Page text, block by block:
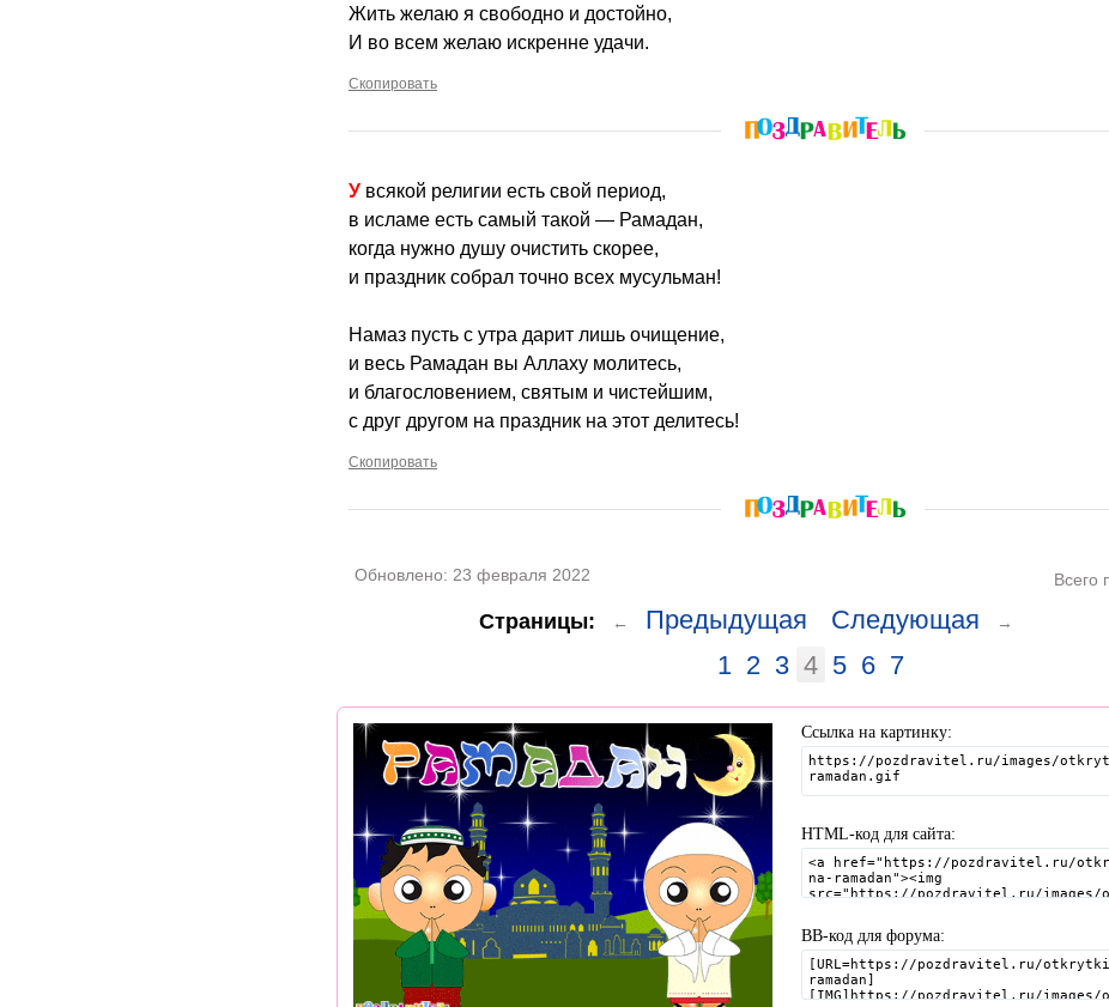
Жить желаю я свободно и достойно,
И во всем желаю искренне удачи.
Скопировать
У всякой религии есть свой период,
в исламе есть самый такой — Рамадан,
когда нужно душу очистить скорее,
и праздник собрал точно всех мусульман!
Намаз пусть с утра дарит лишь очищение,
и весь Рамадан вы Аллаху молитесь,
и благословением, святым и чистейшим,
с друг другом на праздник на этот делитесь!
Скопировать
Обновлено: 23 февраля 2022 Всего
Страницы: ← Предыдущая Следующая →
1 2 3 4 5 6 7
Ссылка на картинку:
HTML-код для сайта:
BB-код для форума: